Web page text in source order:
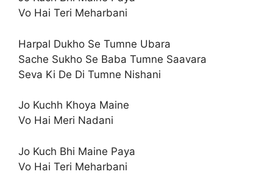
Vo Hai Teri Meharbani
Harpal Dukho Se Tumne Ubara
Sache Sukho Se Baba Tumne Saavara
Seva Ki De Di Tumne Nishani
Jo Kuchh Khoya Maine
Vo Hai Meri Nadani
Jo Kuch Bhi Maine Paya
Vo Hai Teri Meharbani